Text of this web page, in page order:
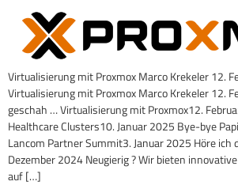
Virtualisierung mit Proxmox Marco Krekeler 12.
Virtualisierung mit Proxmox Marco Krekeler 12.
geschah … Virtualisierung mit Proxmox12.
Healthcare Clusters10. Januar 2025 Bye-bye
Lancom Partner Summit3. Januar 2025 Höre ich
Dezember 2024 Neugierig ? Wir bieten
auf […]